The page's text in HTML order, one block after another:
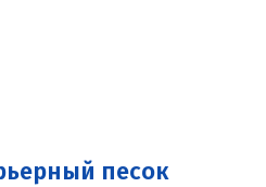
песок